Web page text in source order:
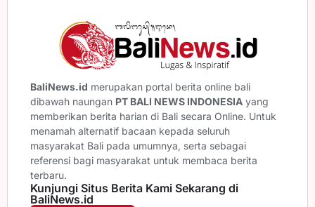
BaliNews.id merupakan portal berita online bali
dibawah naungan PT BALI NEWS INDONESIA yang
memberikan berita harian di Bali secara Online. Untuk
menamah alternatif bacaan kepada seluruh
masyarakat Bali pada umumnya, serta sebagai
referensi bagi masyarakat untuk membaca berita
terbaru.
Kunjungi Situs Berita Kami Sekarang di
BaliNews.id